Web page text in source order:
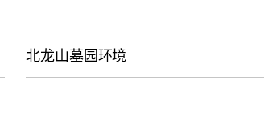
北龙山墓园环境